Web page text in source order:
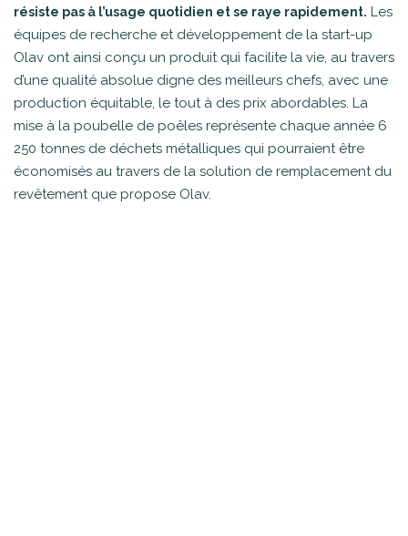
résiste pas à l’usage quotidien et se raye rapidement. Les
équipes de recherche et développement de la start-up
Olav ont ainsi conçu un produit qui facilite la vie, au travers
d’une qualité absolue digne des meilleurs chefs, avec une
production équitable, le tout à des prix abordables. La
mise à la poubelle de poêles représente chaque année 6
250 tonnes de déchets métalliques qui pourraient être
économisés au travers de la solution de remplacement du
revêtement que propose Olav.